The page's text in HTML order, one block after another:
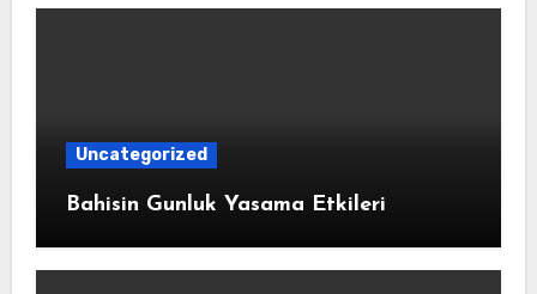
Uncategorized
Bahisin Gunluk Yasama Etkileri